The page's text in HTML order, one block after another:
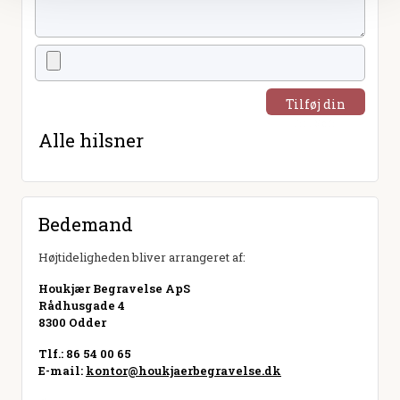
Tilføj din
Alle hilsner
Bedemand
Højtideligheden bliver arrangeret af:
Houkjær Begravelse ApS
Rådhusgade 4
8300 Odder
Tlf.: 86 54 00 65
E-mail: kontor@houkjaerbegravelse.dk